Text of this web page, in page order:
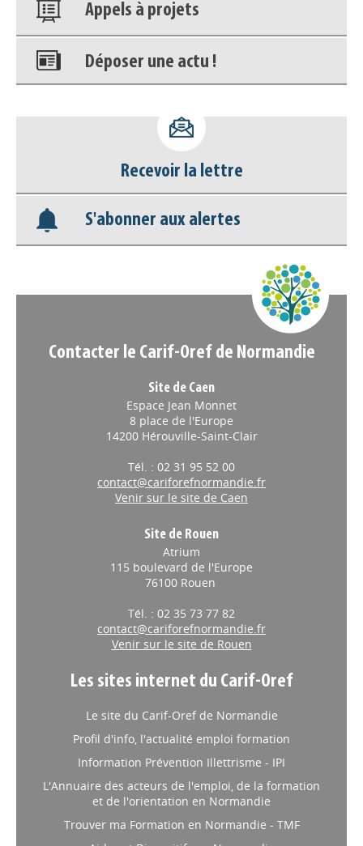
Appels à projets
Déposer une actu !
déconnecter)
Base documentaire
Nos veilles Scoop.it
Recevoir la lettre
S'abonner aux alertes
Contacter le Carif-Oref de Normandie
Site de Caen
Espace Jean Monnet
8 place de l'Europe
14200 Hérouville-Saint-Clair
Tél. : 02 31 95 52 00
contact@cariforefnormandie.fr
Venir sur le site de Caen
Site de Rouen
Atrium
115 boulevard de l'Europe
76100 Rouen
Tél. : 02 35 73 77 82
contact@cariforefnormandie.fr
Venir sur le site de Rouen
Les sites internet du Carif-Oref
Le site du Carif-Oref de Normandie
Profil d'info, l'actualité emploi formation
Information Prévention Illettrisme - IPI
L'Annuaire des acteurs de l'emploi, de la formation
et de l'orientation en Normandie
Trouver ma Formation en Normandie - TMF